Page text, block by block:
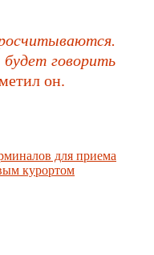
говорить
он.
для приема
курортом